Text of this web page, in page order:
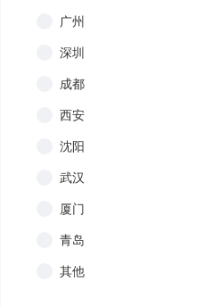
广州
深圳
成都
西安
沈阳
武汉
厦门
青岛
其他